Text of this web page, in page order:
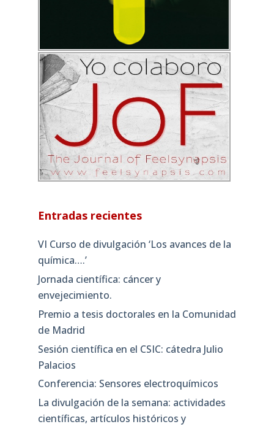
Entradas recientes
VI Curso de divulgación ‘Los avances de la
química….’
Jornada científica: cáncer y
envejecimiento.
Premio a tesis doctorales en la Comunidad
de Madrid
Sesión científica en el CSIC: cátedra Julio
Palacios
Conferencia: Sensores electroquímicos
La divulgación de la semana: actividades
científicas, artículos históricos y